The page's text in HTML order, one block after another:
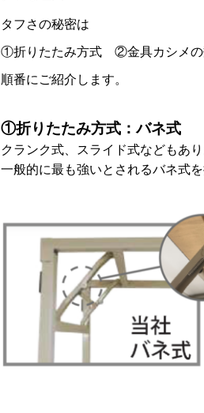
タフさの秘密は
①折りたたみ方式 ②金具カシメ
順番にご紹介します。
①折りたたみ方式：バネ式
クランク式、スライド式などもあり
一般的に最も強いとされるバネ式を